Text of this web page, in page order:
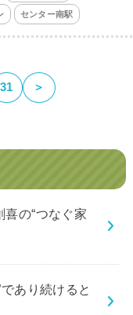
センター南駅
31 ＞
喜の“つなぐ家
あり続けると